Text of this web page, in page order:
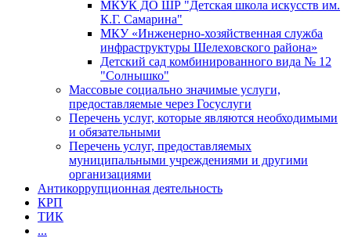
МКУК ДО ШР "Детская школа искусств им.
К.Г. Самарина"
МКУ «Инженерно-хозяйственная служба
инфраструктуры Шелеховского района»
Детский сад комбинированного вида № 12
"Солнышко"
Массовые социально значимые услуги,
предоставляемые через Госуслуги
Перечень услуг, которые являются необходимыми
и обязательными
Перечень услуг, предоставляемых
муниципальными учреждениями и другими
организациями
Антикоррупционная деятельность
КРП
ТИК
...